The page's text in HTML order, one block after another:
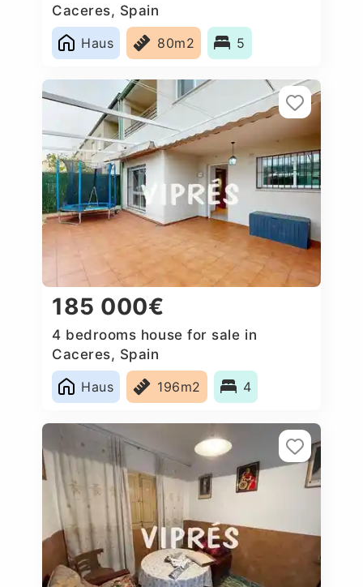
Caceres, Spain
Haus
80m2 5
185 000€
4 bedrooms house for sale in
Caceres‎, Spain
Haus
196m2 4